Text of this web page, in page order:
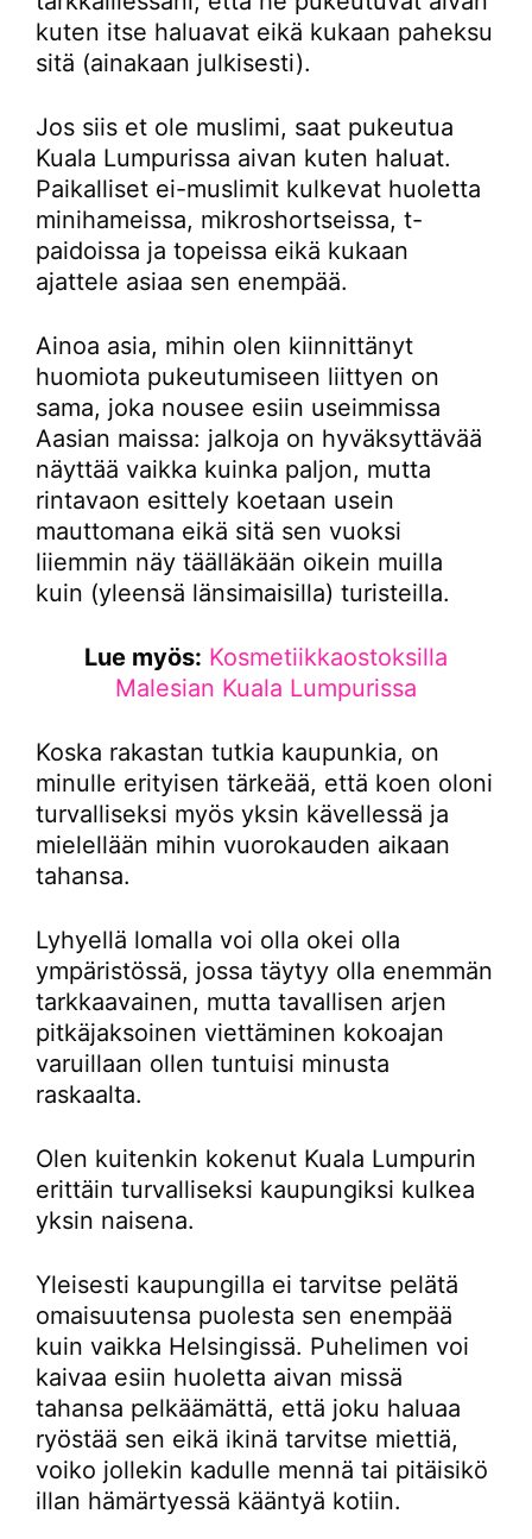
kuten itse haluavat eikä kukaan paheksu
sitä (ainakaan julkisesti).
Jos siis et ole muslimi, saat pukeutua
Kuala Lumpurissa aivan kuten haluat.
Paikalliset ei-muslimit kulkevat huoletta
minihameissa, mikroshortseissa, t-
paidoissa ja topeissa eikä kukaan
ajattele asiaa sen enempää.
Ainoa asia, mihin olen kiinnittänyt
huomiota pukeutumiseen liittyen on
sama, joka nousee esiin useimmissa
Aasian maissa: jalkoja on hyväksyttävää
näyttää vaikka kuinka paljon, mutta
rintavaon esittely koetaan usein
mauttomana eikä sitä sen vuoksi
liiemmin näy täälläkään oikein muilla
kuin (yleensä länsimaisilla) turisteilla.
Lue myös: Kosmetiikkaostoksilla
Malesian Kuala Lumpurissa
Koska rakastan tutkia kaupunkia, on
minulle erityisen tärkeää, että koen oloni
turvalliseksi myös yksin kävellessä ja
mielellään mihin vuorokauden aikaan
tahansa.
Lyhyellä lomalla voi olla okei olla
ympäristössä, jossa täytyy olla enemmän
tarkkaavainen, mutta tavallisen arjen
pitkäjaksoinen viettäminen kokoajan
varuillaan ollen tuntuisi minusta
raskaalta.
Olen kuitenkin kokenut Kuala Lumpurin
erittäin turvalliseksi kaupungiksi kulkea
yksin naisena.
Yleisesti kaupungilla ei tarvitse pelätä
omaisuutensa puolesta sen enempää
kuin vaikka Helsingissä. Puhelimen voi
kaivaa esiin huoletta aivan missä
tahansa pelkäämättä, että joku haluaa
ryöstää sen eikä ikinä tarvitse miettiä,
voiko jollekin kadulle mennä tai pitäisikö
illan hämärtyessä kääntyä kotiin.